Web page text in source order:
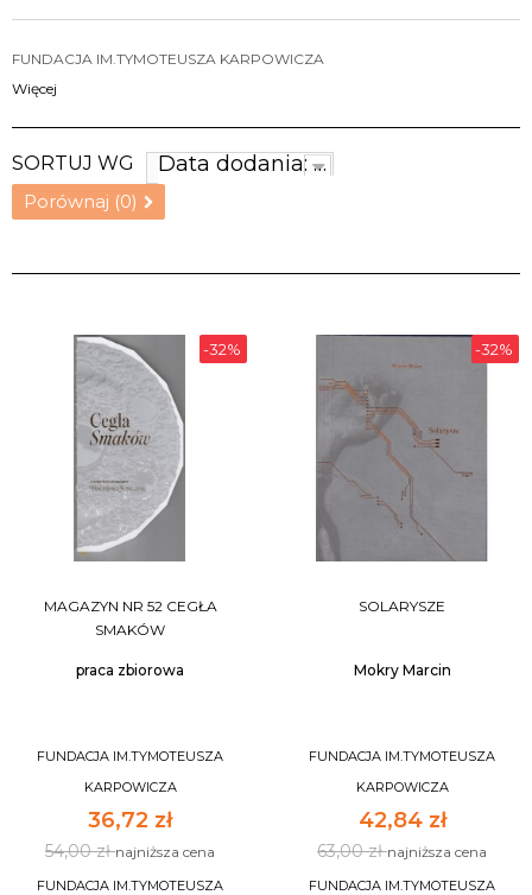
FUNDACJA IM.TYMOTEUSZA KARPOWICZA
Więcej
SORTUJ WG Data dodania: najnowsze
Porównaj (0)
-32%
MAGAZYN NR 52 CEGŁA
SMAKÓW
praca zbiorowa
FUNDACJA IM.TYMOTEUSZA
KARPOWICZA
36,72 zł
54,00 złnajniższa cena
FUNDACJA IM.TYMOTEUSZA
-32%
SOLARYSZE
Mokry Marcin
FUNDACJA IM.TYMOTEUSZA
KARPOWICZA
42,84 zł
63,00 złnajniższa cena
FUNDACJA IM.TYMOTEUSZA